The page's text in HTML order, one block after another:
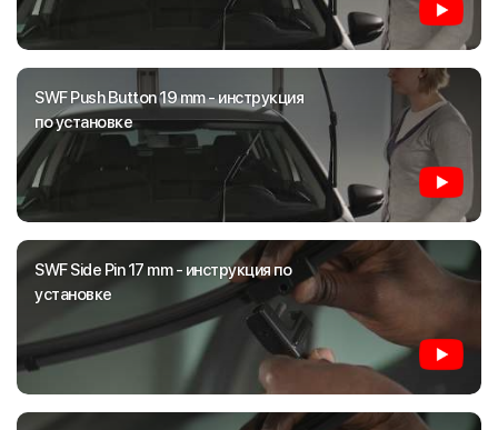
SWF Push Button 19 mm - инструкция
по установке
SWF Side Pin 17 mm - инструкция по
установке